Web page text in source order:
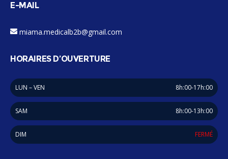
E-MAIL
miama.medicalb2b@gmail.com
HORAIRES D’OUVERTURE
LUN – VEN 8h:00-17h:00
SAM 8h:00-13h:00
DIM FERMÉ